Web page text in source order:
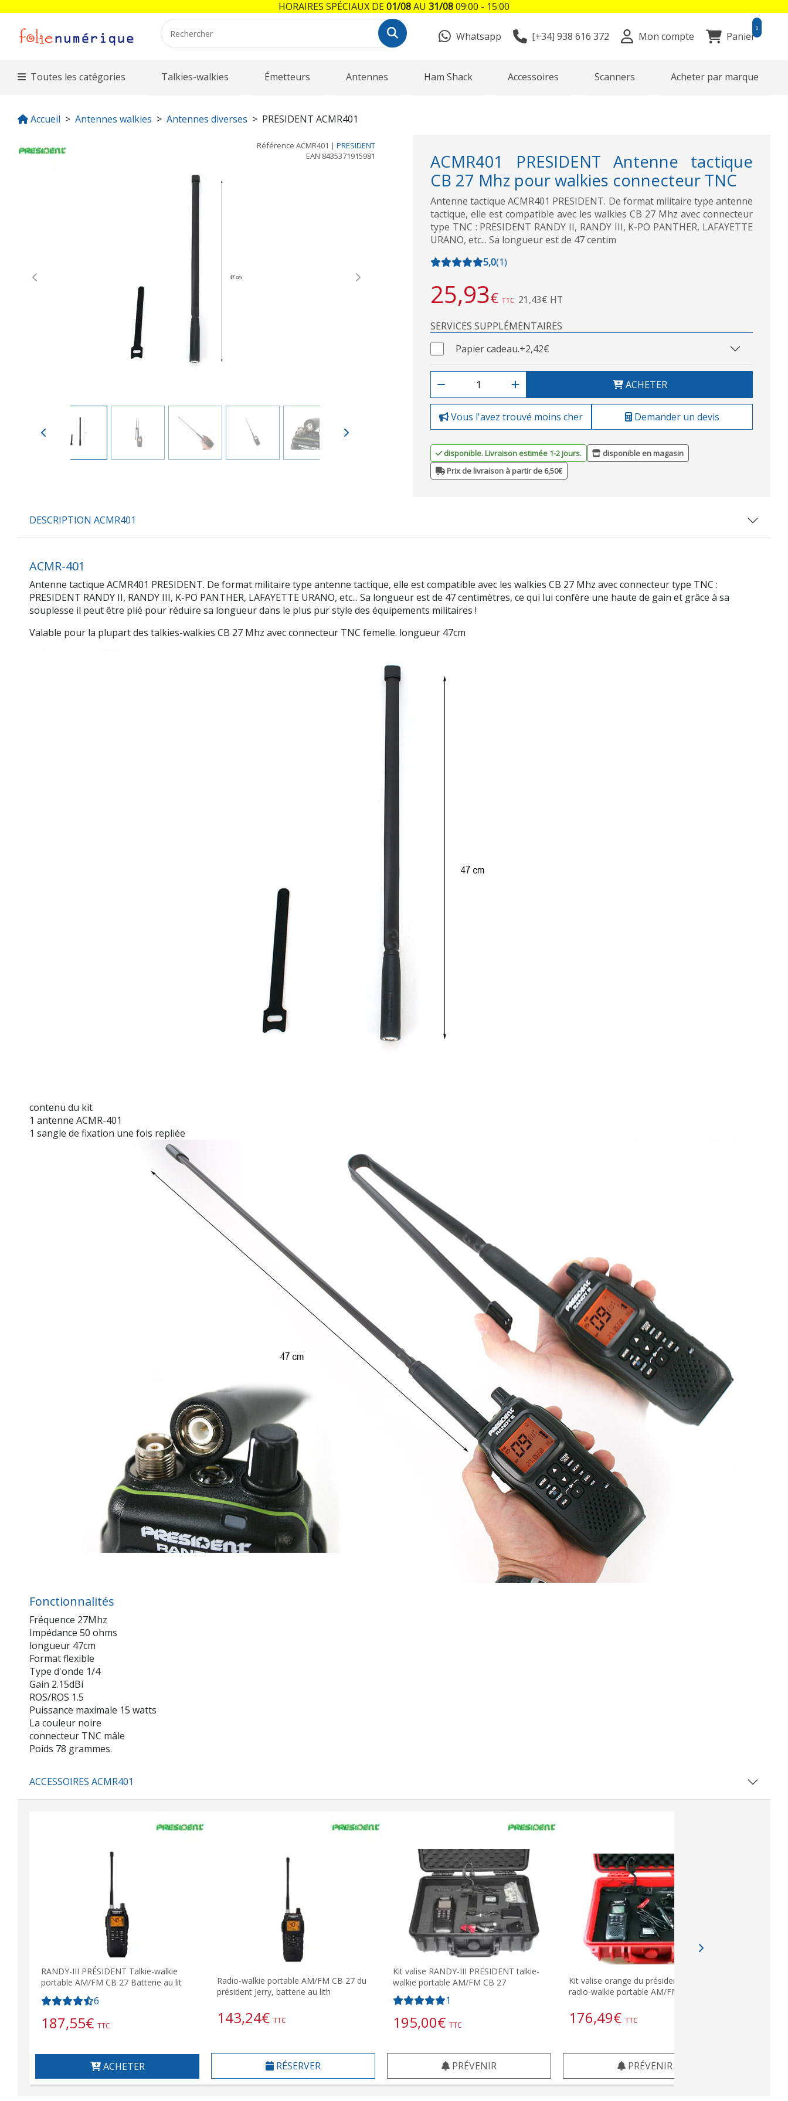
Whatsapp [+34] 938 616 372 Mon compte Panier
0
Toutes les catégories Talkies-walkies Émetteurs Antennes Ham Shack Accessoires Scanners Acheter par marque
Accueil Antennes walkies Antennes diverses PRESIDENT ACMR401
Référence ACMR401 | PRESIDENT
EAN 8435371915981
Previous Next
ACMR401 PRESIDENT Antenne tactique
CB 27 Mhz pour walkies connecteur TNC
Antenne tactique ACMR401 PRESIDENT. De format militaire type antenne
tactique, elle est compatible avec les walkies CB 27 Mhz avec connecteur
type TNC : PRESIDENT RANDY II, RANDY III, K-PO PANTHER, LAFAYETTE
URANO, etc... Sa longueur est de 47 centim
5,0(1)
25,93€ TTC 21,43€ HT
SERVICES SUPPLÉMENTAIRES
Papier cadeau.+2,42€
ACHETER
Vous l'avez trouvé moins cher Demander un devis
disponible. Livraison estimée 1-2 jours.
disponible en magasin
Prix de livraison à partir de 6,50€
DESCRIPTION ACMR401
ACMR-401
Antenne tactique ACMR401 PRESIDENT. De format militaire type antenne tactique, elle est compatible avec les walkies CB 27 Mhz avec connecteur type TNC :
PRESIDENT RANDY II, RANDY III, K-PO PANTHER, LAFAYETTE URANO, etc... Sa longueur est de 47 centimètres, ce qui lui confère une haute de gain et grâce à sa
souplesse il peut être plié pour réduire sa longueur dans le plus pur style des équipements militaires !
Valable pour la plupart des talkies-walkies CB 27 Mhz avec connecteur TNC femelle. longueur 47cm
contenu du kit
1 antenne ACMR-401
1 sangle de fixation une fois repliée
Fonctionnalités
Fréquence 27Mhz
Impédance 50 ohms
longueur 47cm
Format flexible
Type d'onde 1/4
Gain 2.15dBi
ROS/ROS 1.5
Puissance maximale 15 watts
La couleur noire
connecteur TNC mâle
Poids 78 grammes.
ACCESSOIRES ACMR401
RANDY-III PRÉSIDENT Talkie-walkie
portable AM/FM CB 27 Batterie au lit
6
187,55€ TTC
ACHETER
Radio-walkie portable AM/FM CB 27 du
président Jerry, batterie au lith
143,24€ TTC
RÉSERVER
Kit valise RANDY-III PRESIDENT talkie-
walkie portable AM/FM CB 27
1
195,00€ TTC
PRÉVENIR
Kit valise orange du président Randy-III,
radio-walkie portable AM/FM
176,49€ TTC
PRÉVENIR
HORAIRES SPÉCIAUX DE01/08AU 31/0809:00 - 15:00